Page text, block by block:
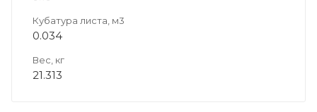
Кубатура листа, м3
0.034
Вес, кг
21.313